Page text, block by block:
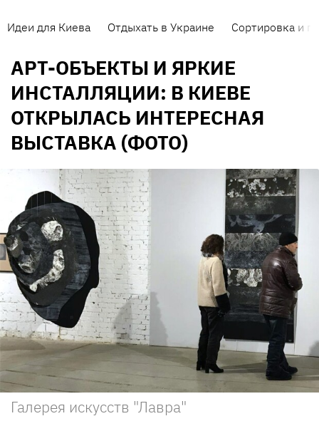
Идеи для Киева Отдыхать в Украине Сортировка и
АРТ-ОБЪЕКТЫ И ЯРКИЕ
ИНСТАЛЛЯЦИИ: В КИЕВЕ
ОТКРЫЛАСЬ ИНТЕРЕСНАЯ
ВЫСТАВКА (ФОТО)
Галерея искусств "Лавра"